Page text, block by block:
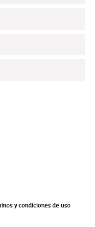
y condiciones de uso